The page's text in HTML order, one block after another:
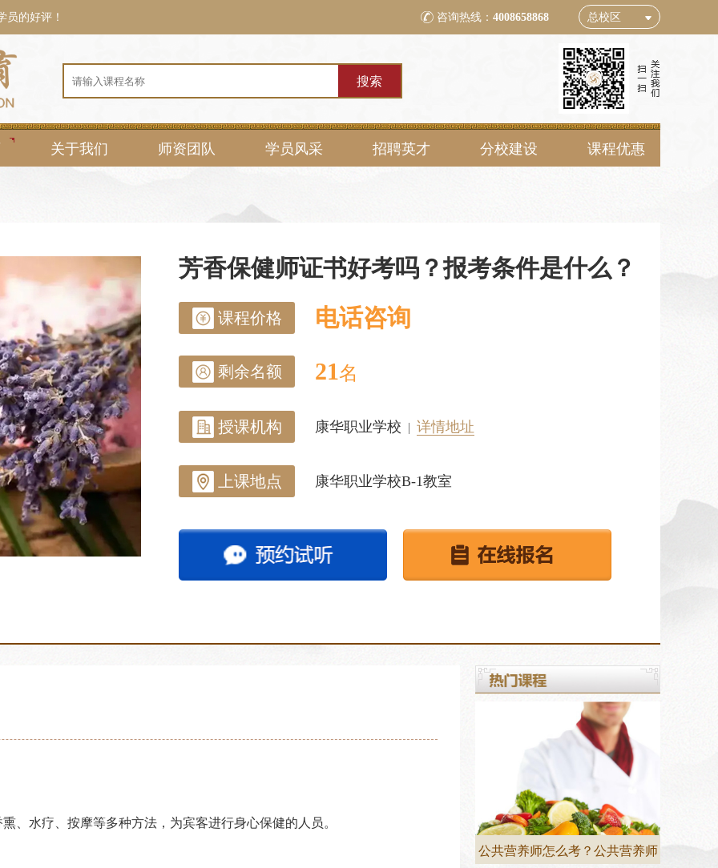
员的好评！ 咨询热线： 4008658868 总校区
关于我们 师资团队 学员风采 招聘英才 分校建设 课程优惠
芳香保健师证书好考吗？报考条件是什么？
课程价格 电话咨询
剩余名额 21名
授课机构 康华职业学校 | 详情地址
上课地点 康华职业学校B-1教室
水疗、按摩等多种方法，为宾客进行身心保健的人员。
公共营养师怎么考？公共营养师